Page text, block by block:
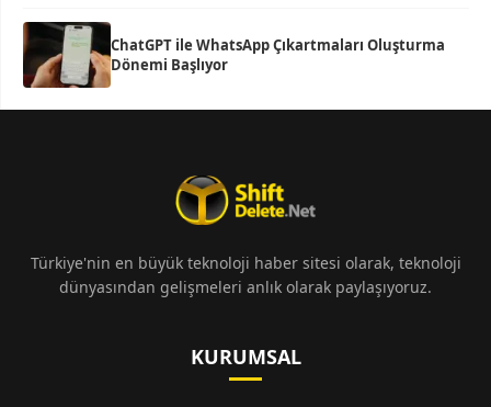
ChatGPT ile WhatsApp Çıkartmaları Oluşturma
Dönemi Başlıyor
Türkiye'nin en büyük teknoloji haber sitesi olarak, teknoloji
dünyasından gelişmeleri anlık olarak paylaşıyoruz.
KURUMSAL